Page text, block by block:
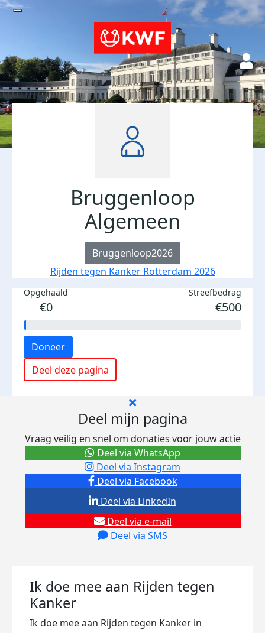
Bruggenloop
Algemeen
Bruggenloop2026
Rijden tegen Kanker Rotterdam 2026
Opgehaald
€0
Streefbedrag
€500
Doneer
Deel deze pagina
Deel mijn pagina
Vraag veilig en snel om donaties voor jouw actie
Deel via Facebook
Deel via Instagram
Deel via e-mail
Deel via SMS
Deel via LinkedIn
Deel via WhatsApp
Ik doe mee aan Rijden tegen
Kanker
Ik doe mee aan Rijden tegen Kanker in